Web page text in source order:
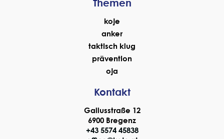
Themen
koje
anker
taktisch klug
prävention
oja
Kontakt
Gallusstraße 12
6900 Bregenz
+43 5574 45838